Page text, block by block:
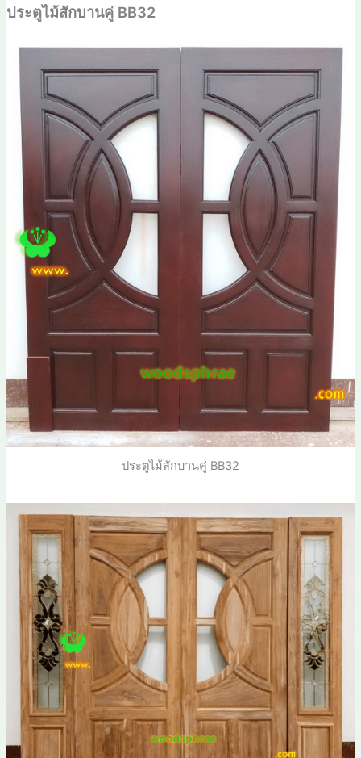
ประตูไม้สักบานคู่ BB32
ประตูไม้สักบานคู่ BB32